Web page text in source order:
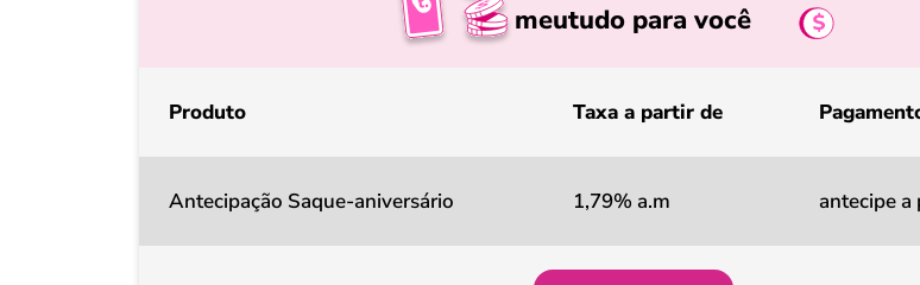
meutudo para você
Produto Taxa a partir de
Antecipação Saque-aniversário 1,79% a.m antecipe a